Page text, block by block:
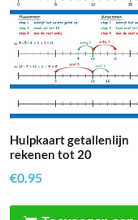
Hulpkaart getallenlijn
rekenen tot 20
€0.95